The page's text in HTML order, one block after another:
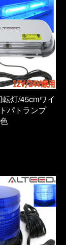
灯/45cmワイ
パトランプ